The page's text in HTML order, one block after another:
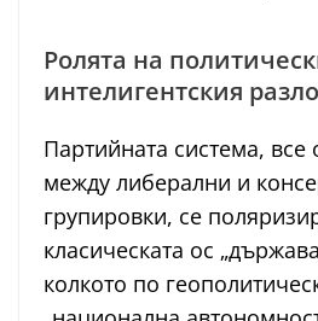
Ролята на
интелигентския
Партийната система,
между либерални и
групировки, се
класическата ос
колкото по